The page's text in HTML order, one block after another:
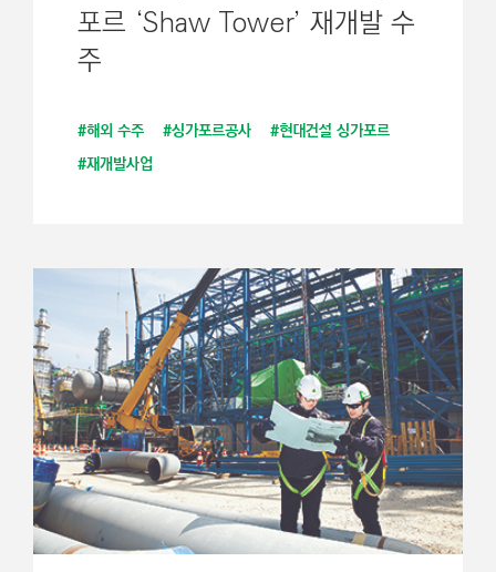
포르 ‘Shaw Tower’ 재개발 수
주
#해외 수주 #싱가포르공사
#현대건설 싱가포르
#재개발사업